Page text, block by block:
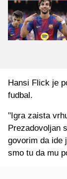
Hansi Flick je
fudbal.
"Igra zaista
Prezadovoljan
govorim da ide
smo tu da mu